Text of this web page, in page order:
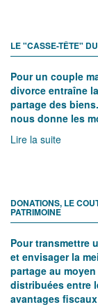
Pour un couple
divorce entraîne
partage des
nous donne les
DONATIONS, LE
Pour transmettre
et envisager la
partage au
distribuées entre